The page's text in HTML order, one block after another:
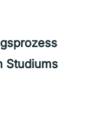
Studiums